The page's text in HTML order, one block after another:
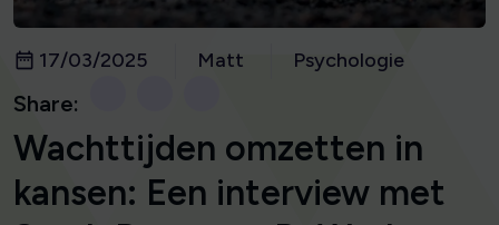
17/03/2025 Matt Psychologie
Share:
Wachttijden omzetten in
kansen: Een interview met